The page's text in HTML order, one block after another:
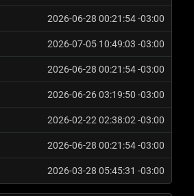
2026-06-28 00:21:54 -03:00
2026-07-05 10:49:03 -03:00
2026-06-28 00:21:54 -03:00
2026-06-26 03:19:50 -03:00
2026-02-22 02:38:02 -03:00
2026-06-28 00:21:54 -03:00
2026-03-28 05:45:31 -03:00